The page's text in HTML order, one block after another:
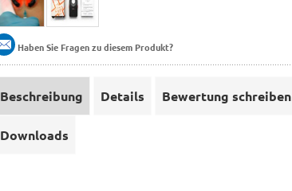
Haben Sie Fragen zu diesem Produkt?
Beschreibung Details Bewertung schreiben
Downloads